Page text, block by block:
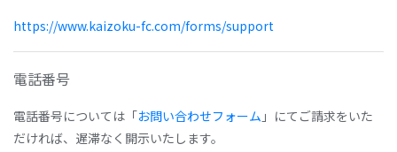
https://www.kaizoku-fc.com/forms/support
電話番号
電話番号については「お問い合わせフォーム 」にてご請求をいた
だければ、遅滞なく開示いたします。